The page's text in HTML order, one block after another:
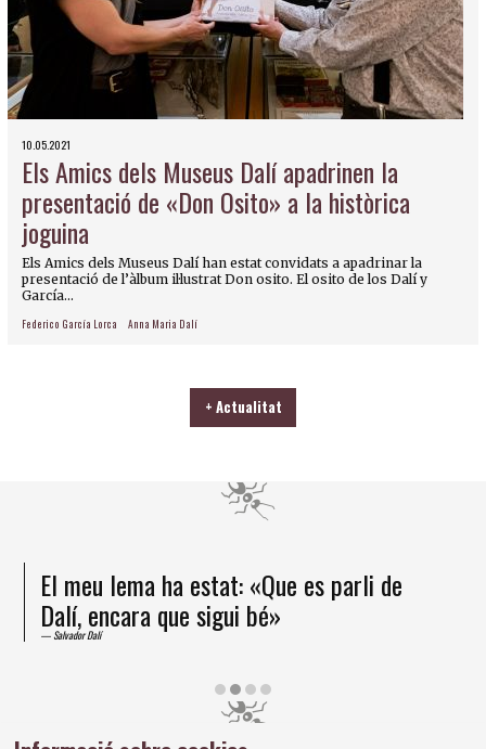
10.05.2021
Els Amics dels Museus Dalí apadrinen la
presentació de «Don Osito» a la històrica
joguina
Els Amics dels Museus Dalí han estat convidats a apadrinar la
presentació de l’àlbum il·lustrat Don osito. El osito de los Dalí y
García...
Federico García Lorca Anna Maria Dalí
+ Actualitat
El meu lema ha estat: «Que es parli de
Dalí, encara que sigui bé»
Salvador Dalí